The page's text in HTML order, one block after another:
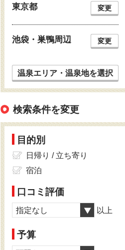
東京都 変更
池袋・巣鴨周辺 変更
温泉エリア・温泉地を選択
検索条件を変更
目的別
日帰り / 立ち寄り
宿泊
口コミ評価
指定なし 以上
予算